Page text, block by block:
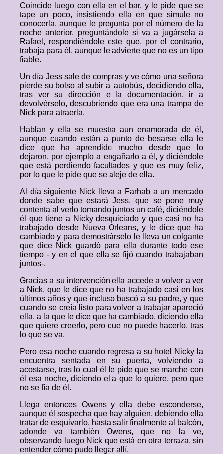
Coincide luego con ella en el bar, y le pide que se
tape un poco, insistiendo ella en que simule no
conocerla, aunque le pregunta por el número de la
noche anterior, preguntándole si va a jugársela a
Rafael, respondiéndole este que, por el contrario,
trabaja para él, aunque le advierte que no es un tipo
fiable.
Un día Jess sale de compras y ve cómo una señora
pierde su bolso al subir al autobús, decidiendo ella,
tras ver su dirección e la documentación, ir a
devolvérselo, descubriendo que era una trampa de
Nick para atraerla.
Hablan y ella se muestra aun enamorada de él,
aunque cuando están a punto de besarse ella le
dice que ha aprendido mucho desde que lo
dejaron, por ejemplo a engañarlo a él, y diciéndole
que está perdiendo facultades y que es muy feliz,
por lo que le pide que se aleje de ella.
Al día siguiente Nick lleva a Farhab a un mercado
donde sabe que estará Jess, que se pone muy
contenta al verlo tomando juntos un café, diciéndole
él que tiene a Nicky desquiciado y que casi no ha
trabajado desde Nueva Orleans, y le dice que ha
cambiado y para demostrárselo le lleva un colgante
que dice Nick guardó para ella durante todo ese
tiempo - y en el que ella se fijó cuando trabajaban
juntos-.
Gracias a su intervención ella accede a volver a ver
a Nick, que le dice que no ha trabajado casi en los
últimos años y que incluso buscó a su padre, y que
cuando se creía listo para volver a trabajar apareció
ella, a la que le dice que ha cambiado, diciendo ella
que quiere creerlo, pero que no puede hacerlo, tras
lo que se va.
Pero esa noche cuando regresa a su hotel Nicky la
encuentra sentada en su puerta, volviendo a
acostarse, tras lo cual él le pide que se marche con
él esa noche, diciendo ella que lo quiere, pero que
no se fía de él.
Llega entonces Owens y ella debe esconderse,
aunque él sospecha que hay alguien, debiendo ella
tratar de esquivarlo, hasta salir finalmente al balcón,
adonde va también Owens, que no la ve,
observando luego Nick que está en otra terraza, sin
entender cómo pudo llegar allí.